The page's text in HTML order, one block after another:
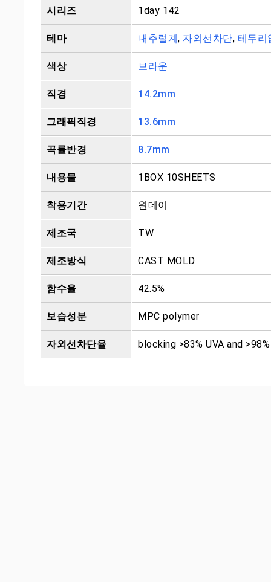
시리즈 1day 142
테마 내추럴계, 자외선차단, 테두리
색상 브라운
직경 14.2mm
그래픽직경 13.6mm
곡률반경 8.7mm
내용물 1BOX 10SHEETS
착용기간 원데이
제조국 TW
제조방식 CAST MOLD
함수율 42.5%
보습성분 MPC polymer
자외선차단율 blocking >83% UVA and >98%